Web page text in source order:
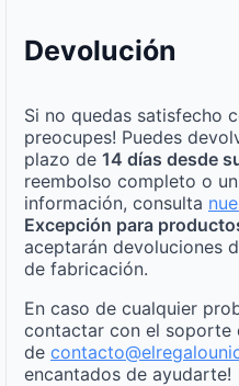
Devolución
Si no quedas satisfecho
preocupes! Puedes
plazo de 14 días desde
reembolso completo o
información, consulta
Excepción para
aceptarán devoluciones
de fabricación.
En caso de cualquier
contactar con el soporte
de
encantados de ayudarte!